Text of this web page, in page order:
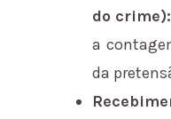
do crime):
a
da